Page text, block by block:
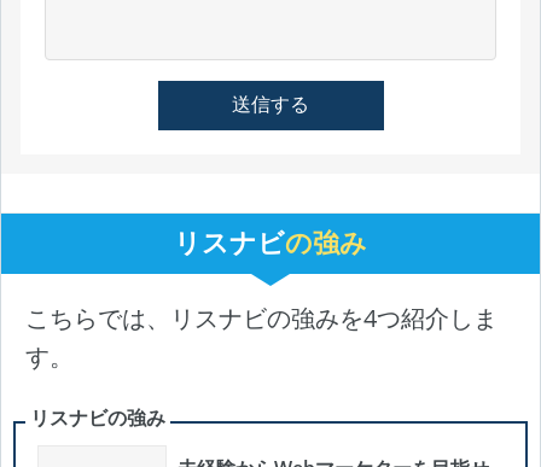
リスナビの強み
こちらでは、リスナビの強みを4つ紹介しま
す。
リスナビの強み